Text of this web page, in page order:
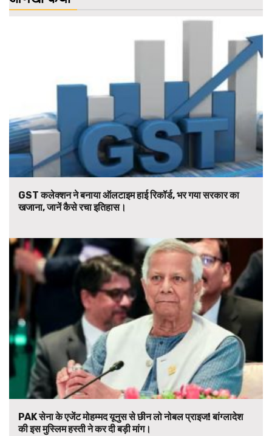
GST कलेक्शन ने बनाया ऑलटाइम हाई रिकॉर्ड, भर गया सरकार का
खजाना, जानें कैसे रचा इतिहास।
PAK सेना के एजेंट मोहम्मद यूनुस से छीन लो नोबल प्राइज! बांग्लादेश
की इस मुस्लिम हस्ती ने कर दी बड़ी मांग।